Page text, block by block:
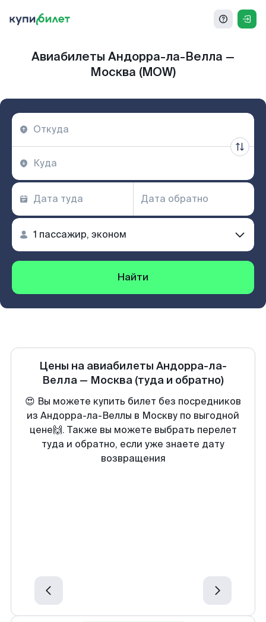
Авиабилеты Андорра-ла-Велла —
Москва (MOW)
Найти
Цены на авиабилеты Андорра-ла-
Велла — Москва (туда и обратно)
😍 Вы можете купить билет без посредников
из Андорра-ла-Веллы в Москву по выгодной
цене🙌. Также вы можете выбрать перелет
туда и обратно, если уже знаете дату
возвращения